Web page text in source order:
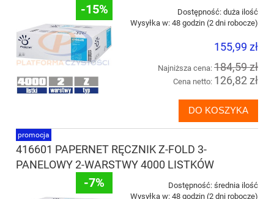
-15% Dostępność: duża ilość
Wysyłka w: 48 godzin (2 dni robocze)
155,99 zł
Najniższa cena: 184,59 zł
Cena netto: 126,82 zł
DO KOSZYKA
416601 PAPERNET RĘCZNIK Z-FOLD 3-
PANELOWY 2-WARSTWY 4000 LISTKÓW
-7% Dostępność: średnia ilość
Wysyłka w: 48 godzin (2 dni robocze)
promocja